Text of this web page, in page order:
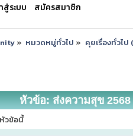
สู่ระบบ สมัครสมาชิก
» หมวดหมู่ทั่วไป » คุยเรื่องทั่วไป
หัวข้อ: ส่งความสุข 2568
วข้อนี้